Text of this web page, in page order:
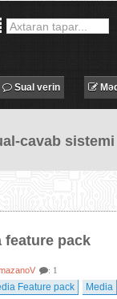
Sual verin
cavab sistemi
feature pack
: 1
Feature pack Media